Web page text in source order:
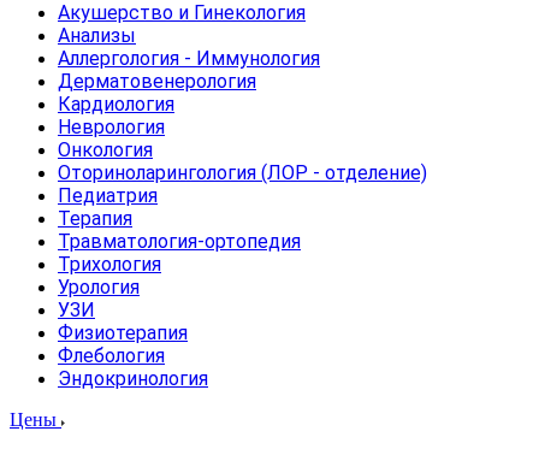
Акушерство и Гинекология
Анализы
Аллергология - Иммунология
Дерматовенерология
Кардиология
Неврология
Онкология
Оториноларингология (ЛОР - отделение)
Педиатрия
Терапия
Травматология-ортопедия
Трихология
Урология
УЗИ
Физиотерапия
Флебология
Эндокринология
Цены